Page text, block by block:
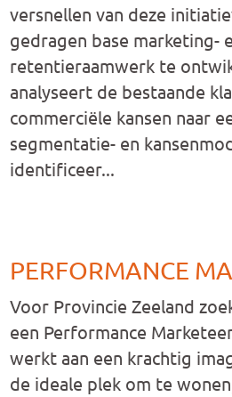
versnellen van deze
gedragen base marketing-
retentieraamwerk te
analyseert de bestaande
commerciële kansen naar
segmentatie- en
identificeer...
PERFORMANCE
Voor Provincie Zeeland
een Performance
werkt aan een krachtig
de ideale plek om te